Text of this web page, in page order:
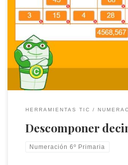
Rejilla para descomponer números
HERRAMIENTAS TIC
Descomponer
Numeración 6º Primaria